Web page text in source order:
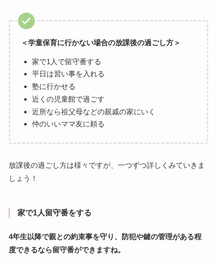
＜学童保育に行かない場合の放課後の過ごし方＞
家で1人で留守番する
平日は習い事を入れる
塾に行かせる
近くの児童館で過ごす
近所なら祖父母などの親戚の家にいく
仲のいいママ友に頼る
放課後の過ごし方は様々ですが、一つずつ詳しくみていきま
しょう！
家で1人留守番をする
4年生以降で親との約束事を守り、防犯や鍵の管理がある程
度できるなら留守番ができますね。